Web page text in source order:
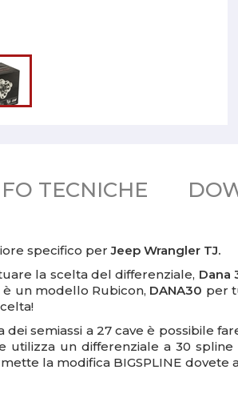
TECNICHE
specifico perJeep Wrangler TJ.
la scelta del differenziale, Dana
un modello Rubicon, DANA30 per
semiassi a 27 cave è possibile
un differenziale a 30
la modifica BIGSPLINE dovete